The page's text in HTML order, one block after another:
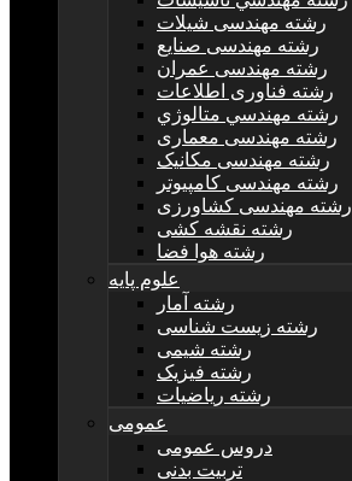
رشته مهندسی شیلات
رشته مهندسی صنایع
رشته مهندسی عمران
رشته فناوری اطلاعات
رشته مهندسي متالوژي
رشته مهندسی معماری
رشته مهندسی مکانیک
رشته مهندسی کامپیوتر
رشته مهندسی کشاورزی
رشته نقشه کشی
رشته هوا فضا
علوم پایه
رشته آمار
رشته زیست شناسی
رشته شیمی
رشته فیزیک
رشته ریاضیات
عمومی
دروس عمومی
تربیت بدنی